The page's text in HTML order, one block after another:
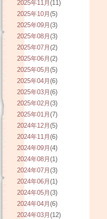
2025年11月 (11)
2025年10月 (5)
2025年09月 (3)
2025年08月 (3)
2025年07月 (2)
2025年06月 (2)
2025年05月 (5)
2025年04月 (6)
2025年03月 (6)
2025年02月 (3)
2025年01月 (7)
2024年12月 (5)
2024年11月 (6)
2024年09月 (4)
2024年08月 (1)
2024年07月 (3)
2024年06月 (1)
2024年05月 (3)
2024年04月 (6)
2024年03月 (12)